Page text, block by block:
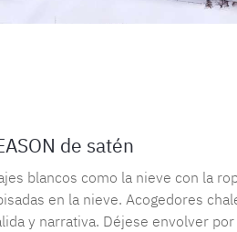
de satén
blancos como la nieve con la
en la nieve. Acogedores
y narrativa. Déjese envolver